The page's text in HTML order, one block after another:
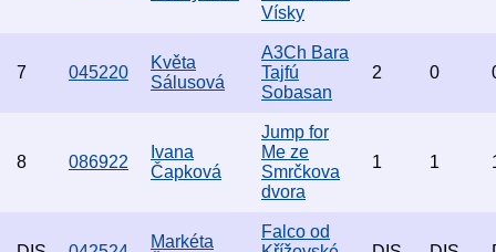
Vísky
7 045220
Květa
Sálusová
A3Ch Bara
Tajfú
Sobasan
2 0
8 086922
Ivana
Čapková
Jump for
Me ze
Smrčkova
dvora
1 1
Markéta
Falco od